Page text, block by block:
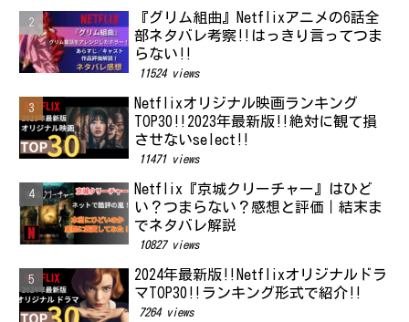
『グリム組曲』Netflixアニメの6話全
部ネタバレ考察‼はっきり言ってつま
らない‼
11524 views
Netflixオリジナル映画ランキング
TOP30‼2023年最新版‼絶対に観て損
させないselect‼
11471 views
Netflix『京城クリーチャー』はひど
い？つまらない？感想と評価｜結末ま
でネタバレ解説
10827 views
2024年最新版‼Netflixオリジナルドラ
マTOP30‼ランキング形式で紹介‼
7264 views